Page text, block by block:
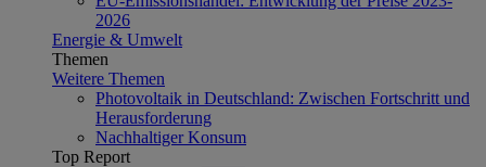
2026
Energie & Umwelt
Themen
Weitere Themen
Photovoltaik in Deutschland: Zwischen Fortschritt und
Herausforderung
Nachhaltiger Konsum
Top Report